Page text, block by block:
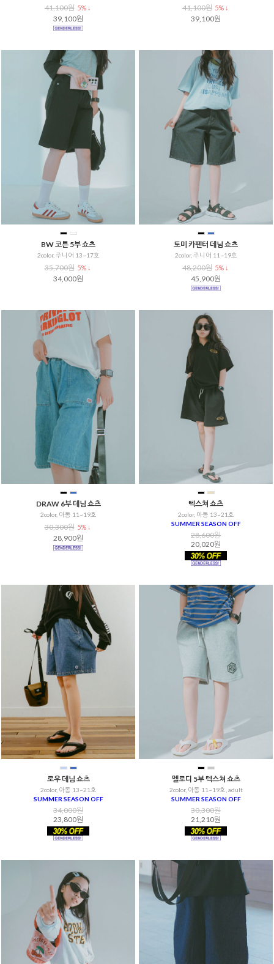
41,100원 5% ↓
39,100원
41,100원 5% ↓
39,100원
BW 코튼 5부 쇼츠
2color, 주니어 13~17호
35,700원 5% ↓
34,000원
토미 카펜터 데님 쇼츠
2color, 주니어 11~19호
48,200원 5% ↓
45,900원
DRAW 6부 데님 쇼츠
2color, 아동 11~19호
30,300원 5% ↓
28,900원
텍스쳐 쇼츠
2color, 아동 13~21호
SUMMER SEASON OFF
28,600원
20,020원
로우 데님 쇼츠
2color, 아동 13~21호
SUMMER SEASON OFF
34,000원
23,800원
멜로디 5부 텍스쳐 쇼츠
2color, 아동 11~19호, adult
SUMMER SEASON OFF
30,300원
21,210원